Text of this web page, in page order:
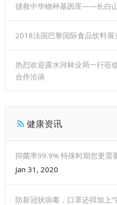
拯救中华物种基因库——长白
2018法国巴黎国际食品饮料展
热烈欢迎露水河林业局一行莅
合作洽谈
健康资讯
抑菌率99.9% 特殊时期您更需
Jan 31, 2020
防新冠状病毒，口罩还得加上“